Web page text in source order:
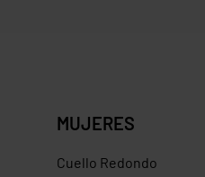
MUJERES
Cuello Redondo